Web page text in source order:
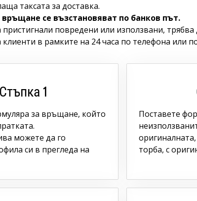
таксата за доставка.
връщане се възстановяват по банков път.
пристигнали повредени или използвани,
клиенти в рамките на 24 часа по телефона или
Стъпка 1
за връщане, който
можете да го
си в прегледа на
Поставете
торба, с